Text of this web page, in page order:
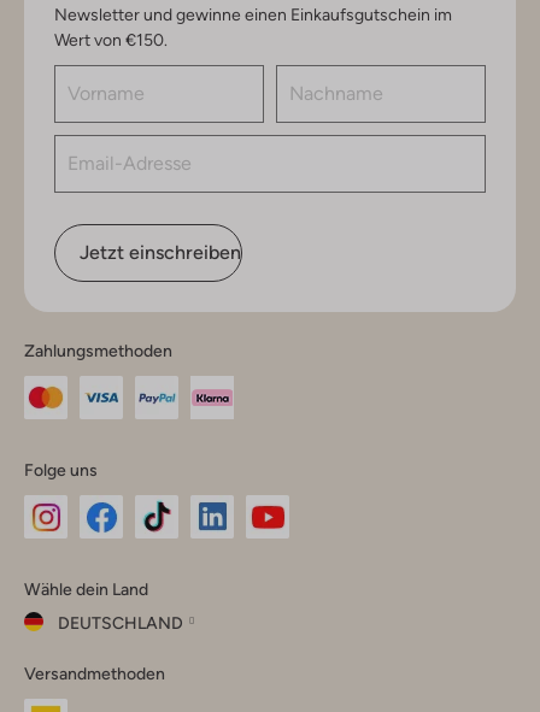
Newsletter und gewinne einen Einkaufsgutschein im
Wert von €150.
Jetzt einschreiben
Zahlungsmethoden
Folge uns
Instagram
Facebook
TikTok
Wähle dein Land
DEUTSCHLAND
dein
Land
Versandmethoden